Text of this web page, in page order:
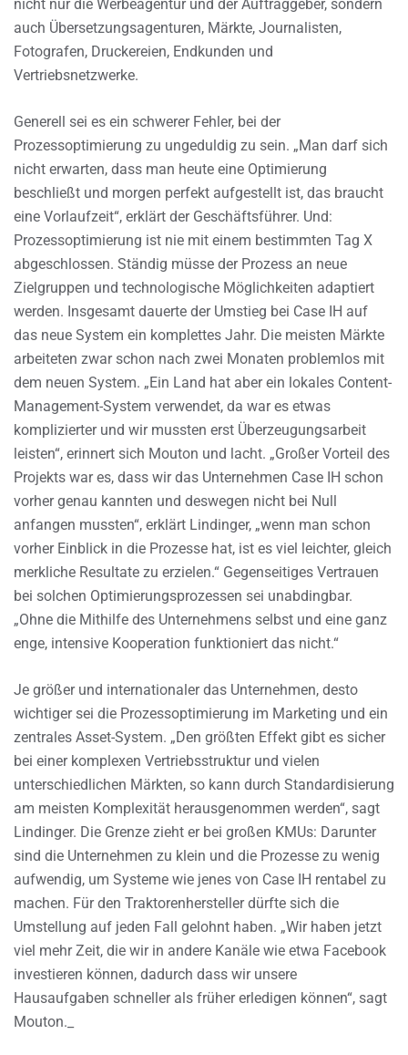
nicht nur die Werbeagentur und der Auftraggeber, sondern
auch Übersetzungsagenturen, Märkte, Journalisten,
Fotografen, Druckereien, Endkunden und
Vertriebsnetzwerke.
Generell sei es ein schwerer Fehler, bei der
Prozessoptimierung zu ungeduldig zu sein. „Man darf sich
nicht erwarten, dass man heute eine Optimierung
beschließt und morgen perfekt aufgestellt ist, das braucht
eine Vorlaufzeit“, erklärt der Geschäftsführer. Und:
Prozessoptimierung ist nie mit einem bestimmten Tag X
abgeschlossen. Ständig müsse der Prozess an neue
Zielgruppen und technologische Möglichkeiten adaptiert
werden. Insgesamt dauerte der Umstieg bei Case IH auf
das neue System ein komplettes Jahr. Die meisten Märkte
arbeiteten zwar schon nach zwei Monaten problemlos mit
dem neuen System. „Ein Land hat aber ein lokales Content-
Management-System verwendet, da war es etwas
komplizierter und wir mussten erst Überzeugungsarbeit
leisten“, erinnert sich Mouton und lacht. „Großer Vorteil des
Projekts war es, dass wir das Unternehmen Case IH schon
vorher genau kannten und deswegen nicht bei Null
anfangen mussten“, erklärt Lindinger, „wenn man schon
vorher Einblick in die Prozesse hat, ist es viel leichter, gleich
merkliche Resultate zu erzielen.“ Gegenseitiges Vertrauen
bei solchen Optimierungsprozessen sei unabdingbar.
„Ohne die Mithilfe des Unternehmens selbst und eine ganz
enge, intensive Kooperation funktioniert das nicht.“
Je größer und internationaler das Unternehmen, desto
wichtiger sei die Prozessoptimierung im Marketing und ein
zentrales Asset-System. „Den größten Effekt gibt es sicher
bei einer komplexen Vertriebsstruktur und vielen
unterschiedlichen Märkten, so kann durch Standardisierung
am meisten Komplexität herausgenommen werden“, sagt
Lindinger. Die Grenze zieht er bei großen KMUs: Darunter
sind die Unternehmen zu klein und die Prozesse zu wenig
aufwendig, um Systeme wie jenes von Case IH rentabel zu
machen. Für den Traktorenhersteller dürfte sich die
Umstellung auf jeden Fall gelohnt haben. „Wir haben jetzt
viel mehr Zeit, die wir in andere Kanäle wie etwa Facebook
investieren können, dadurch dass wir unsere
Hausaufgaben schneller als früher erledigen können“, sagt
Mouton._